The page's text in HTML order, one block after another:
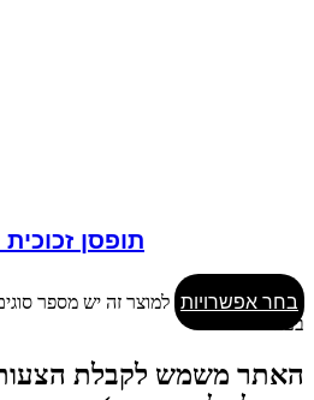
תופסן
בחר אפשרויות למוצר זה יש מספר
בעמוד המוצר
האתר משמש לקבלת